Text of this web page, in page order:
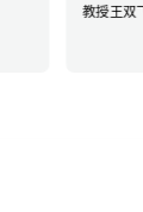
教授王双